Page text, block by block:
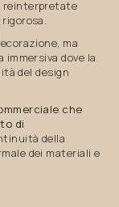
, reinterpretate
ma
immersiva dove la
del design
che
di
della
dei materiali e